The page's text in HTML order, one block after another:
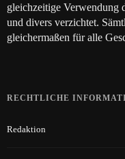
gleichzeitige Verwendung
und divers verzichtet.
gleichermaßen für alle
RECHTLICHE
Redaktion